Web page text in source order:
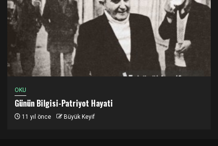
OKU
Günün Bilgisi-Patriyot Hayati
11 yıl önce Büyük Keyif